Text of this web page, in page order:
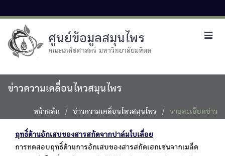
ศูนย์ข้อมูลสมุนไพร
คณะเภสัชศาสตร์ มหาวิทยาลัยมหิดล
ข่าวความเคลื่อนไหวสมุนไพร
หน้าหลัก ข่าวความเคลื่อนไหวสมุนไพร รายละเอียดข่าว
ฤทธิ์ต้านอักเสบของสารสกัดจากปาล์มใบเลื่อย
การทดสอบฤทธิ์ต้านการอักเสบของสารสกัดเฮกเซนจากเมล็ด